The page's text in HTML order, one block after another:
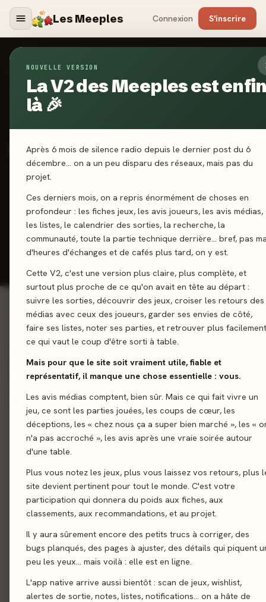
Les Meeples Connexion S'inscrire
NOUVELLE VERSION
La V2 des Meeples est
là 🎉
Après 6 mois de silence radio depuis le dernier post du 6
décembre… on a un peu disparu des réseaux, mais pas du
projet.
Ces derniers mois, on a repris énormément de choses en
profondeur : les fiches jeux, les avis joueurs, les avis médias,
les listes, le calendrier des sorties, la recherche, la
communauté, toute la partie technique derrière… bref, pas
d'heures d'échanges et de cafés plus tard, on y est.
Cette V2, c'est une version plus claire, plus complète, et
surtout plus proche de ce qu'on avait en tête au départ :
suivre les sorties, découvrir des jeux, croiser les retours des
médias avec ceux des joueurs, garder ses envies de côté,
faire ses listes, noter ses parties, et retrouver plus facilement
ce qui vaut le coup d'être sorti à table.
Mais pour que le site soit vraiment utile, fiable et
représentatif, il manque une chose essentielle : vous.
Les avis médias comptent, bien sûr. Mais ce qui fait vivre un
jeu, ce sont les parties jouées, les coups de cœur, les
déceptions, les « chez nous ça a super bien marché », les «
n'a pas accroché », les avis après une vraie soirée autour
d'une table.
Plus vous notez les jeux, plus vous laissez vos retours, plus
site devient pertinent pour tout le monde. C'est votre
participation qui donnera du poids aux fiches, aux
classements, aux recommandations, et au projet.
Il y aura sûrement encore des petits trucs à corriger, des
bugs planqués, des pages à ajuster, des détails qui piquent
peu les yeux… mais voilà : elle est en ligne.
L'app native arrive aussi bientôt : scan de jeux, wishlist,
alertes de sortie, notes, listes, notifications… on a hâte de
Jeux/Daybreak
2024·CMYK
Daybreak
1-4 joueurs
J'ai joué Envie de jouer Wishlist
Donner mon avis
01 - LE JEU
Luttez ensemble contre le réchauffement climatique ! Vous
une puissance mondiale qui doit absolument réduire ses
de carbone. Développez d’époustouflantes technologies et
sociétés résilientes pour faire face au réchauffement
sauver la planète.
Gestion de Main
Sortie 6 décembre
Auteur Matt Leacock·Matteo
Illustration Mads
Éditeur